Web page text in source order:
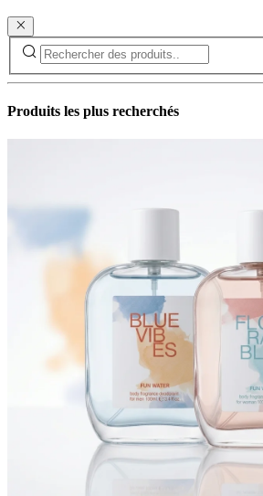
Produits les plus recherchés